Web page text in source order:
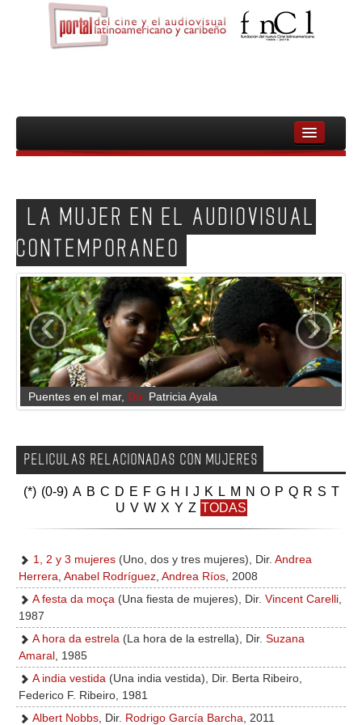
INICIO
PELICULAS
CINEASTAS
DOCUMENTALES
MUJERES
AUDIOVISUAL INDIGENA Y COMUNITARIO
GALERIA
LA MUJER EN EL AUDIOVISUAL
CONTEMPORANEO
Puentes en el mar, Dir. Patricia Ayala
‹ ›
PELICULAS RELACIONADAS CON MUJERES
(*) (0-9) A B C D E F G H J K L M N O P Q R S T
U V W X Y Z TODAS
1, 2 y 3 mujeres (Uno, dos y tres mujeres), Dir. Andrea
Herrera Anabel Rodríguez Andrea Ríos , 2008
A festa da moça (Una fiesta de mujeres), Dir. Vincent Carelli
1987
A hora da estrela (La hora de la estrella), Dir. Suzana
Amaral
, 1985
A india vestida (Una india vestida), Dir. Berta Ribeiro,
Federico F. Ribeiro, 1981
Albert Nobbs , Dir. Rodrigo García Barcha , 2011